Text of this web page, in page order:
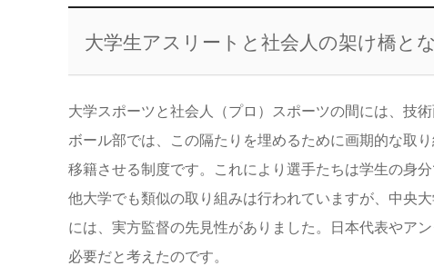
大学生アスリートと社会人の架け橋と
大学スポーツと社会人（プロ）スポーツの間には、技
ボール部では、この隔たりを埋めるために画期的な取
移籍させる制度です。これにより選手たちは学生の身
他大学でも類似の取り組みは行われていますが、中央
には、実方監督の先見性がありました。日本代表やア
必要だと考えたのです。